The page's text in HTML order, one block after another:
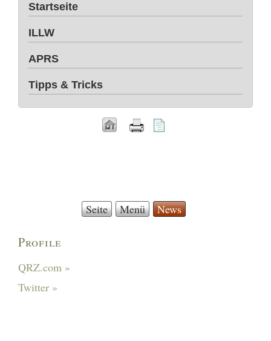
Startseite
ILLW
APRS
Tipps & Tricks
Seite Menü News
Profile
QRZ.com »
Twitter »